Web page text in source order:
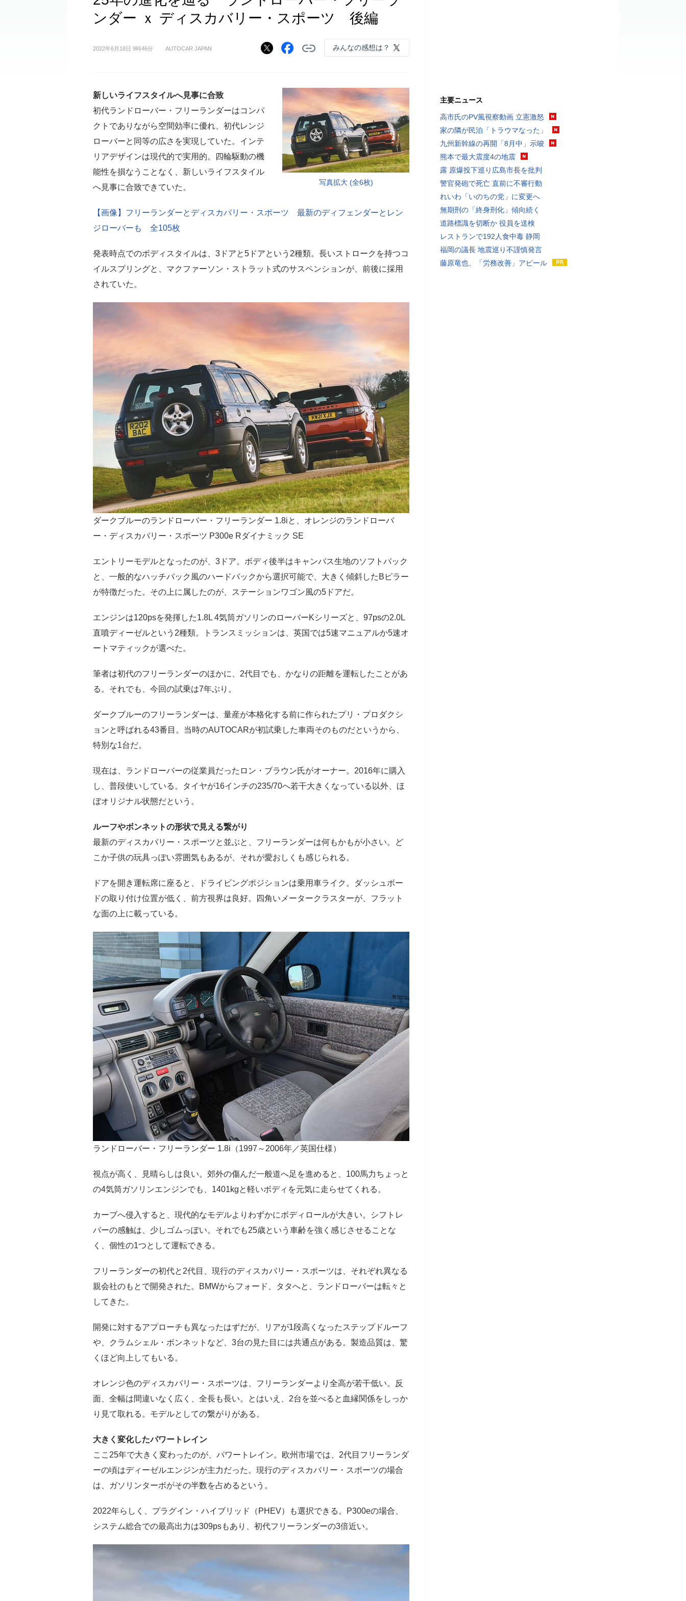
ンダー ｘ ディスカバリー・スポーツ 後編
2022年6月18日 9時46分 AUTOCAR JAPAN みんなの感想は？
写真拡大 (全6枚)
新しいライフスタイルへ見事に合致
初代ランドローバー・フリーランダーはコンパ
クトでありながら空間効率に優れ、初代レンジ
ローバーと同等の広さを実現していた。インテ
リアデザインは現代的で実用的。四輪駆動の機
能性を損なうことなく、新しいライフスタイル
へ見事に合致できていた。
【画像】フリーランダーとディスカバリー・スポーツ 最新のディフェンダーとレン
ジローバーも 全105枚
発表時点でのボディスタイルは、3ドアと5ドアという2種類。長いストロークを持つコ
イルスプリングと、マクファーソン・ストラット式のサスペンションが、前後に採用
されていた。
ダークブルーのランドローバー・フリーランダー 1.8iと、オレンジのランドローバ
ー・ディスカバリー・スポーツ P300e Rダイナミック SE
エントリーモデルとなったのが、3ドア。ボディ後半はキャンバス生地のソフトバック
と、一般的なハッチバック風のハードバックから選択可能で、大きく傾斜したBピラー
が特徴だった。その上に属したのが、ステーションワゴン風の5ドアだ。
エンジンは120psを発揮した1.8L 4気筒ガソリンのローバーKシリーズと、97psの2.0L
直噴ディーゼルという2種類。トランスミッションは、英国では5速マニュアルか5速オ
ートマティックが選べた。
筆者は初代のフリーランダーのほかに、2代目でも、かなりの距離を運転したことがあ
る。それでも、今回の試乗は7年ぶり。
ダークブルーのフリーランダーは、量産が本格化する前に作られたプリ・プロダクシ
ョンと呼ばれる43番目。当時のAUTOCARが初試乗した車両そのものだというから、
特別な1台だ。
現在は、ランドローバーの従業員だったロン・ブラウン氏がオーナー。2016年に購入
し、普段使いしている。タイヤが16インチの235/70へ若干大きくなっている以外、ほ
ぼオリジナル状態だという。
ルーフやボンネットの形状で見える繋がり
最新のディスカバリー・スポーツと並ぶと、フリーランダーは何もかもが小さい。ど
こか子供の玩具っぽい雰囲気もあるが、それが愛おしくも感じられる。
ドアを開き運転席に座ると、ドライビングポジションは乗用車ライク。ダッシュボー
ドの取り付け位置が低く、前方視界は良好。四角いメータークラスターが、フラット
な面の上に載っている。
ランドローバー・フリーランダー 1.8i（1997～2006年／英国仕様）
視点が高く、見晴らしは良い。郊外の傷んだ一般道へ足を進めると、100馬力ちょっと
の4気筒ガソリンエンジンでも、1401kgと軽いボディを元気に走らせてくれる。
カーブへ侵入すると、現代的なモデルよりわずかにボディロールが大きい。シフトレ
バーの感触は、少しゴムっぽい。それでも25歳という車齢を強く感じさせることな
く、個性の1つとして運転できる。
フリーランダーの初代と2代目、現行のディスカバリー・スポーツは、それぞれ異なる
親会社のもとで開発された。BMWからフォード、タタへと、ランドローバーは転々と
してきた。
開発に対するアプローチも異なったはずだが、リアが1段高くなったステップドルーフ
や、クラムシェル・ボンネットなど、3台の見た目には共通点がある。製造品質は、驚
くほど向上してもいる。
オレンジ色のディスカバリー・スポーツは、フリーランダーより全高が若干低い。反
面、全幅は間違いなく広く、全長も長い。とはいえ、2台を並べると血縁関係をしっか
り見て取れる。モデルとしての繋がりがある。
大きく変化したパワートレイン
ここ25年で大きく変わったのが、パワートレイン。欧州市場では、2代目フリーランダ
ーの頃はディーゼルエンジンが主力だった。現行のディスカバリー・スポーツの場合
は、ガソリンターボがその半数を占めるという。
2022年らしく、プラグイン・ハイブリッド（PHEV）も選択できる。P300eの場合、
システム総合での最高出力は309psもあり、初代フリーランダーの3倍近い。
主要ニュース
高市氏のPV風視察動画 立憲激怒
家の隣が民泊「トラウマなった」
九州新幹線の再開「8月中」示唆
熊本で最大震度4の地震
露 原爆投下巡り広島市長を批判
警官発砲で死亡 直前に不審行動
れいわ「いのちの党」に変更へ
無期刑の「終身刑化」傾向続く
道路標識を切断か 役員を送検
レストランで192人食中毒 静岡
福岡の議長 地震巡り不謹慎発言
藤原竜也、「労務改善」アピール